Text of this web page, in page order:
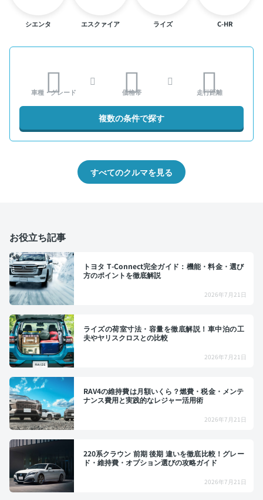
シエンタ エスクァイア ライズ C-HR
車種・グレード 価格帯 走行距離
複数の条件で探す
すべてのクルマを見る
お役立ち記事
トヨタ T-Connect完全ガイド：機能・料金・選び
方のポイントを徹底解説
2026年7月21日
ライズの荷室寸法・容量を徹底解説！車中泊の工
夫やヤリスクロスとの比較
2026年7月21日
RAV4の維持費は月額いくら？燃費・税金・メンテ
ナンス費用と実践的なレジャー活用術
2026年7月21日
220系クラウン 前期 後期 違いを徹底比較！グレー
ド・維持費・オプション選びの攻略ガイド
2026年7月21日